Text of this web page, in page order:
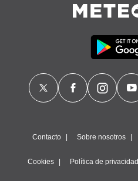
Contacto Sobre nosotros
Cookies Política de privacidad